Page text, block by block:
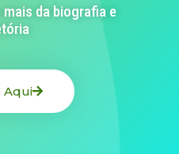
da biografia e
Aqui